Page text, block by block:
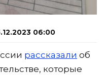
06:00
рассказали об
которые